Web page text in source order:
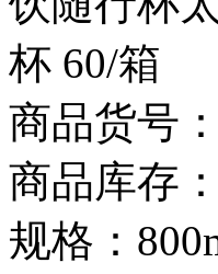
商品货号
商品库存
规格：